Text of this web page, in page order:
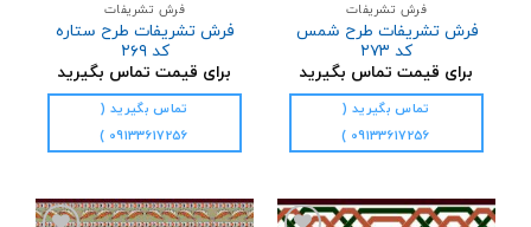
فرش تشریفات
فرش تشریفات طرح شمس
کد ۲۷۳
برای قیمت تماس بگیرید
تماس بگیرید (
09133617256 )
فرش تشریفات
فرش تشریفات طرح ستاره
کد ۲۶۹
برای قیمت تماس بگیرید
تماس بگیرید (
09133617256 )